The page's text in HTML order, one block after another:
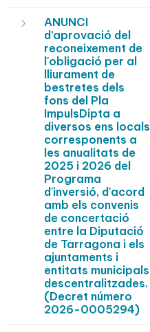
ANUNCI
d’aprovació del
reconeixement de
l'obligació per al
lliurament de
bestretes dels
fons del Pla
ImpulsDipta a
diversos ens locals
corresponents a
les anualitats de
2025 i 2026 del
Programa
d'inversió, d'acord
amb els convenis
de concertació
entre la Diputació
de Tarragona i els
ajuntaments i
entitats municipals
descentralitzades.
(Decret número
2026-0005294)